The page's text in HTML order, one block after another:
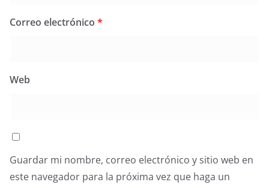
Correo electrónico *
Web
Guardar mi nombre, correo electrónico y sitio web en
este navegador para la próxima vez que haga un